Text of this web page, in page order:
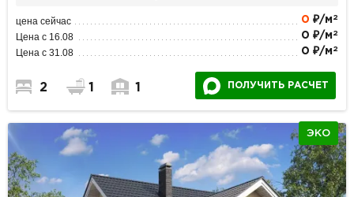
цена сейчас 0 ₽/м 2
Цена с 16.08 0 ₽/м 2
Цена с 31.08 0 ₽/м 2
2 1 1 ПОЛУЧИТЬ РАСЧЕТ
ЭКО